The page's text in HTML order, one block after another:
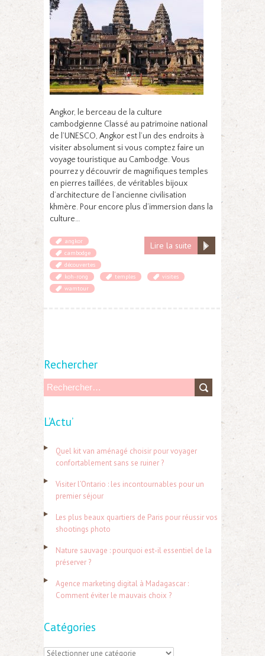
Angkor, le berceau de la culture
cambodgienne Classé au patrimoine national
de l’UNESCO, Angkor est l’un des endroits à
visiter absolument si vous comptez faire un
voyage touristique au Cambodge. Vous
pourrez y découvrir de magnifiques temples
en pierres taillées, de véritables bijoux
d’architecture de l’ancienne civilisation
khmère. Pour encore plus d’immersion dans la
culture…
Lire la suite
angkor
cambodge
découvertes
koh-rong
temples
visites
wamtour
Rechercher
h
r
:
L’Actu’
Quel kit van aménagé choisir pour voyager
confortablement sans se ruiner ?
Visiter l’Ontario : les incontournables pour un
premier séjour
Les plus beaux quartiers de Paris pour réussir vos
shootings photo
Nature sauvage : pourquoi est-il essentiel de la
préserver ?
Agence marketing digital à Madagascar :
Comment éviter le mauvais choix ?
Catégories